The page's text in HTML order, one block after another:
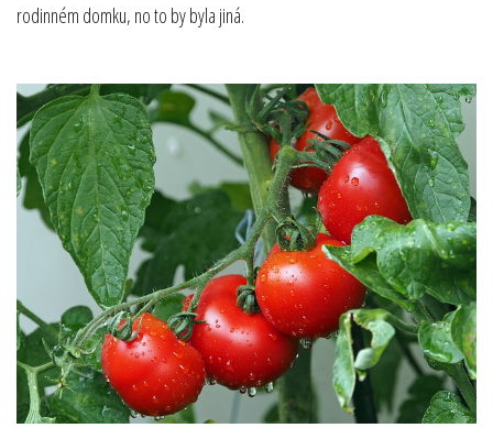
rodinném domku, no to by byla jiná.